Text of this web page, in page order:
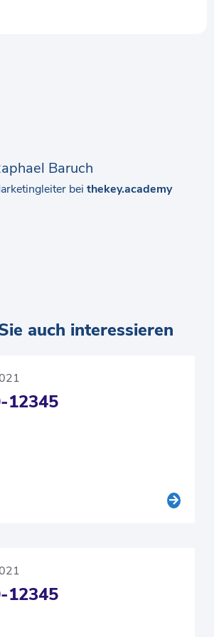
Baruch
bei thekey.academy
auch interessieren
12345
12345